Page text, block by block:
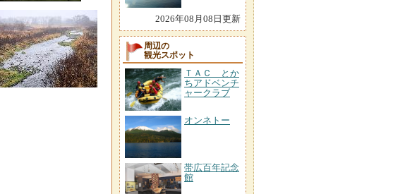
2026年08月08日更新
周辺の
観光スポット
ＴＡＣ とか
ちアドベンチ
ャークラブ
オンネトー
帯広百年記念
館